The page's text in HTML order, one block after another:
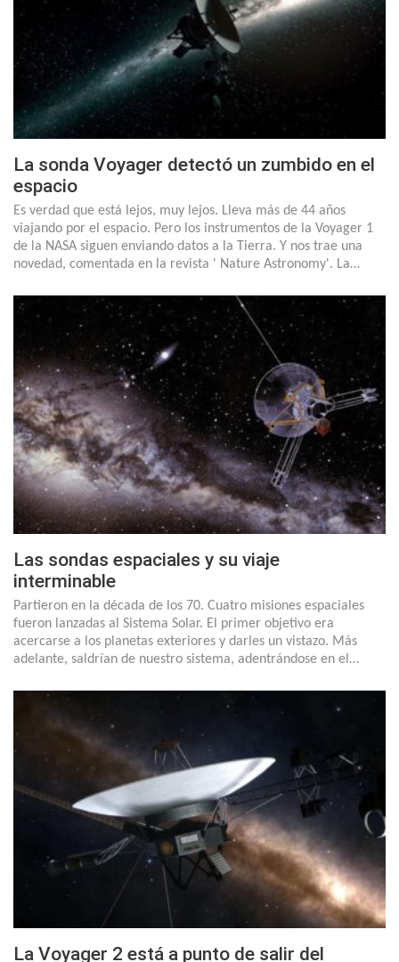
La sonda Voyager detectó un zumbido en el
espacio
Es verdad que está lejos, muy lejos. Lleva más de 44 años
viajando por el espacio. Pero los instrumentos de la Voyager 1
de la NASA siguen enviando datos a la Tierra. Y nos trae una
novedad, comentada en la revista ' Nature Astronomy'. La…
Las sondas espaciales y su viaje
interminable
Partieron en la década de los 70. Cuatro misiones espaciales
fueron lanzadas al Sistema Solar. El primer objetivo era
acercarse a los planetas exteriores y darles un vistazo. Más
adelante, saldrían de nuestro sistema, adentrándose en el…
La Voyager 2 está a punto de salir del